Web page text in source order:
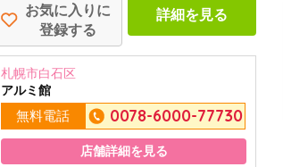
お気に入りに
登録する
詳細を見る
札幌市白石区
アルミ館
無料電話 0078-6000-77730
店舗詳細を見る